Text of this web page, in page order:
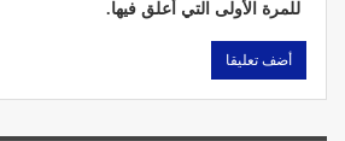
للمرة الأولى التي أعلق فيها.